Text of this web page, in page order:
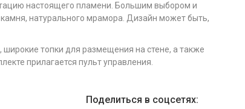
настоящего пламени. Большим выбором и
натурального мрамора. Дизайн может быть,
широкие топки для размещения на стене, а также
прилагается пульт управления.
Поделиться в соцсетях: